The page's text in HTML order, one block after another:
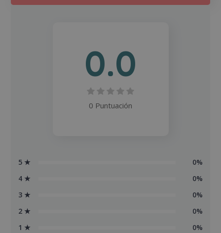
0.0
0 Puntuación
5 ★
0%
4 ★
0%
3 ★
0%
2 ★
0%
1 ★
0%